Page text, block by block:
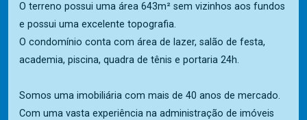
O terreno possui uma área 643m² sem vizinhos aos fundos
e possui uma excelente topografia.
O condomínio conta com área de lazer, salão de festa,
academia, piscina, quadra de tênis e portaria 24h.
Somos uma imobiliária com mais de 40 anos de mercado.
Com uma vasta experiência na administração de imóveis